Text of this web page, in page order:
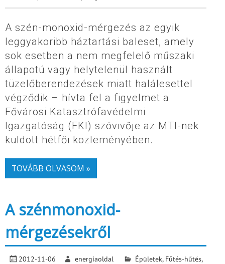
A szén-monoxid-mérgezés az egyik
leggyakoribb háztartási baleset, amely
sok esetben a nem megfelelő műszaki
állapotú vagy helytelenül használt
tüzelőberendezések miatt halálesettel
végződik – hívta fel a figyelmet a
Fővárosi Katasztrófavédelmi
Igazgatóság (FKI) szóvivője az MTI-nek
küldött hétfői közleményében.
TOVÁBB OLVASOM »
A szénmonoxid-
mérgezésekről
2012-11-06 energiaoldal Épületek, Fűtés-hűtés,